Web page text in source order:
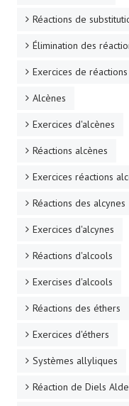
Réactions de
Élimination des
Exercices de
Alcènes
Exercices d'alcènes
Réactions alcènes
Exercices réactions
Réactions des alcynes
Exercices d'alcynes
Réactions d'alcools
Exercises d'alcools
Réactions des éthers
Exercices d'éthers
Systèmes allyliques
Réaction de Diels